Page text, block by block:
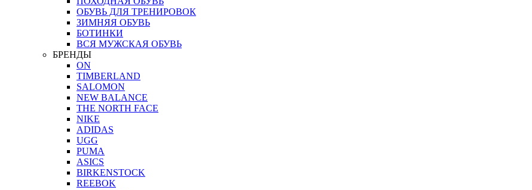
ОБУВЬ ДЛЯ ТРЕНИРОВОК
ЗИМНЯЯ ОБУВЬ
БОТИНКИ
ВСЯ МУЖСКАЯ ОБУВЬ
БРЕНДЫ
ON
TIMBERLAND
SALOMON
NEW BALANCE
THE NORTH FACE
NIKE
ADIDAS
UGG
PUMA
ASICS
BIRKENSTOCK
REEBOK